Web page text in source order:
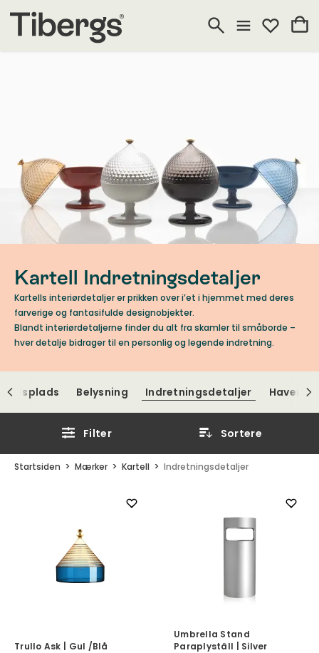
Kartell Indretningsdetaljer
Kartells interiørdetaljer er prikken over i’et i hjemmet med deres
farverige og fantasifulde designobjekter.
Blandt interiørdetaljerne finder du alt fra skamler til småborde –
hver detalje bidrager til en personlig og legende indretning.
Belysning Indretningsdetaljer
Filter Sortere
Startsiden Mærker Kartell Indretningsdetaljer
Trullo Ask | Gul /Blå
Umbrella Stand
Paraplyställ | Silver